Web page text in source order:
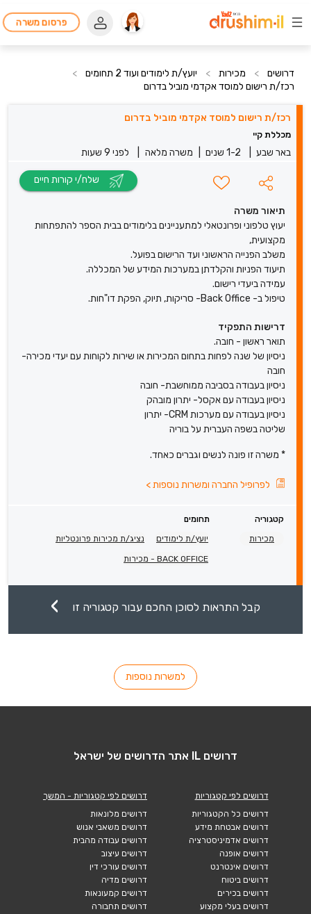
פרסום משרה
דרושים > מכירות > יועץ/ת לימודים ועוד 2 תחומים
>
רכז/ת רישום למוסד אקדמי מוביל בדרום
רכז/ת רישום למוסד אקדמי מוביל בדרום
מכללת קיי
באר שבע 1-2 שנים משרה מלאה לפני 9 שעות
תיאור משרה
יעוץ טלפוני ופרונטאלי למתעניינים בלימודים בבית הספר להתפתחות
מקצועית,
משלב הפנייה הראשוני ועד הרישום בפועל.
תיעוד הפניות והקלדתן במערכות המידע של המכללה.
עמידה ביעדי רישום.
טיפול ב- Back Office- סריקות, תיוק, הפקת דו"חות.
דרישות התפקיד
תואר ראשון - חובה.
ניסיון של שנה לפחות בתחום המכירות או שירות לקוחות עם יעדי מכירה-
חובה
ניסיון בעבודה בסביבה ממוחשבת- חובה
ניסיון בעבודה עם אקסל- יתרון מובהק
ניסיון בעבודה עם מערכות CRM- יתרון
שליטה בשפה העברית על בוריה
* משרה זו פונה לנשים וגברים כאחד.
לפרופיל החברה ומשרות נוספות>
קטגוריה
תחומים
מכירות
יועץ/ת לימודים נציג/ת מכירות פרונטליות
BACK OFFICE - מכירות
קבל התראות לסוכן החכם עבור קטגוריה זו
למשרות נוספות
דרושים IL אתר הדרושים של ישראל
דרושים לפי קטגוריות
דרושים כל הקטגוריות
דרושים אבטחת מידע
דרושים אדמיניסטרציה
דרושים אופנה
דרושים אינטרנט
דרושים ביטוח
דרושים בכירים
דרושים בעלי מקצוע
דרושים לפי קטגוריות - המשך
דרושים מלונאות
דרושים משאבי אנוש
דרושים עבודה מהבית
דרושים עיצוב
דרושים עורכי דין
דרושים מדיה
דרושים קמעונאות
דרושים תחבורה